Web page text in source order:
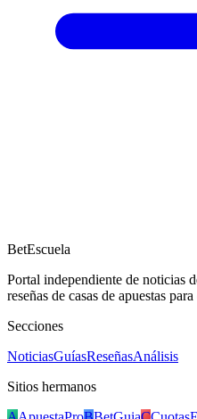
BetEscuela
Portal independiente de noticias
reseñas de casas de apuestas
Secciones
NoticiasGuíasReseñasAnálisis
Sitios hermanos